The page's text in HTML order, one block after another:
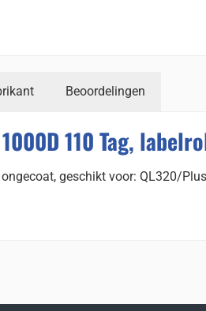
Beoordelingen
110 Tag,
geschikt voor: QL320/